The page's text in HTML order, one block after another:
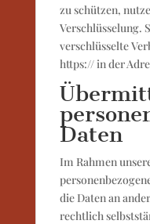
zu schützen,
Verschlüsselung.
verschlüsselte
https:// in der
Daten
Im Rahmen
die Daten an
rechtlich